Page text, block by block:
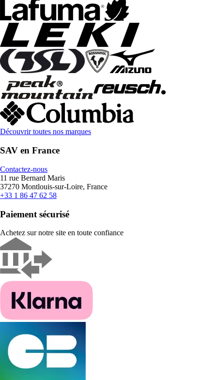
Découvrir toutes nos marques
SAV en France
Contactez-nous
11 rue Bernard Maris
37270 Montlouis-sur-Loire, France
+33 1 86 47 62 58
Paiement sécurisé
Achetez sur notre site en toute confiance